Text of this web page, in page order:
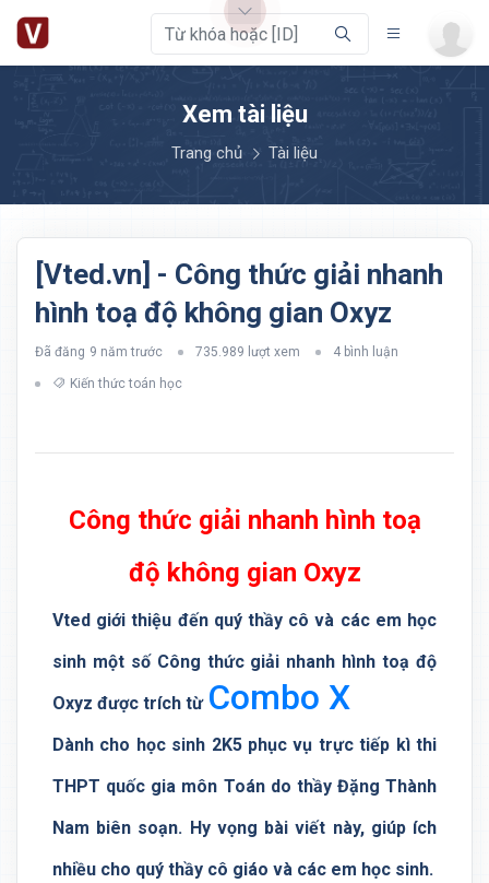
Xem tài liệu
Trang chủ Tài liệu
[Vted.vn] - Công thức giải nhanh
hình toạ độ không gian Oxyz
Đã đăng 9 năm trước 735.989 lượt xem 4 bình luận
Kiến thức toán học
Công thức giải nhanh hình toạ
độ không gian Oxyz
Vted giới thiệu đến quý thầy cô và các em học
sinh một số Công thức giải nhanh hình toạ độ
Oxyz được trích từ Combo X
Dành cho học sinh 2K5 phục vụ trực tiếp kì thi
THPT quốc gia môn Toán do thầy Đặng Thành
Nam biên soạn. Hy vọng bài viết này, giúp ích
nhiều cho quý thầy cô giáo và các em học sinh.